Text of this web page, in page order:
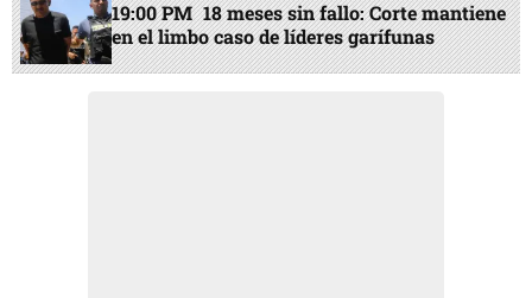
19:00 PM 18 meses sin fallo: Corte mantiene
en el limbo caso de líderes garífunas